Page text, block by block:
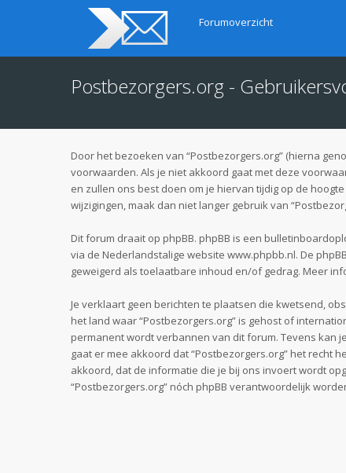
Forumoverzicht
Postbezorgers.org -
Door het bezoeken van “Postbezorgers.org” (hierna
voorwaarden. Als je niet akkoord gaat met deze
en zullen ons best doen om je hiervan tijdig op de
wijzigingen, maak dan niet langer gebruik van
Dit forum draait op phpBB. phpBB is een
via de Nederlandstalige website www.phpbb.nl. De
geweigerd als toelaatbare inhoud en/of gedrag. Meer
Je verklaart geen berichten te plaatsen die kwetsend,
het land waar “Postbezorgers.org” is gehost of
permanent wordt verbannen van dit forum. Tevens kan
gaat er mee akkoord dat “Postbezorgers.org” het recht
akkoord, dat de informatie die je bij ons invoert wordt
“Postbezorgers.org” nóch phpBB verantwoordelijk